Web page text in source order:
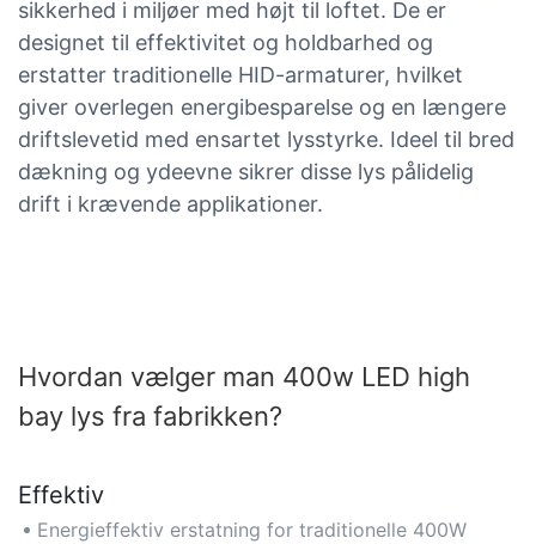
sikkerhed i miljøer med højt til loftet. De er
designet til effektivitet og holdbarhed og
erstatter traditionelle HID-armaturer, hvilket
giver overlegen energibesparelse og en længere
driftslevetid med ensartet lysstyrke. Ideel til bred
dækning og ydeevne sikrer disse lys pålidelig
drift i krævende applikationer.
Hvordan vælger man 400w LED high
bay lys fra fabrikken?
Effektiv
Energieffektiv erstatning for traditionelle 400W